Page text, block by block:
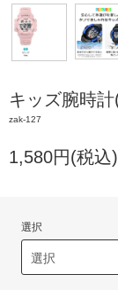
キッズ腕時
zak-127
1,580円(税込)
選択